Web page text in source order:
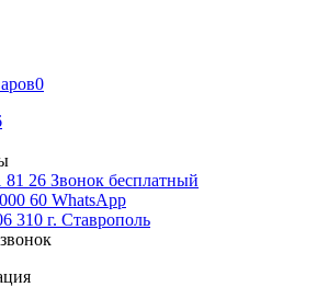
0
81 26 Звонок бесплатный
60 WhatsАpp
310 г. Ставрополь